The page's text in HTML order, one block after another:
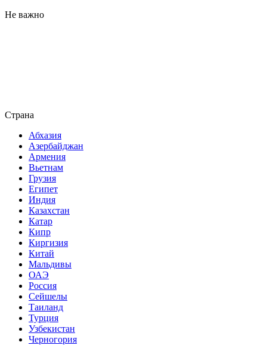
Не важно
Страна
Абхазия
Азербайджан
Армения
Вьетнам
Грузия
Египет
Индия
Казахстан
Катар
Кипр
Киргизия
Китай
Мальдивы
ОАЭ
Россия
Сейшелы
Таиланд
Турция
Узбекистан
Черногория